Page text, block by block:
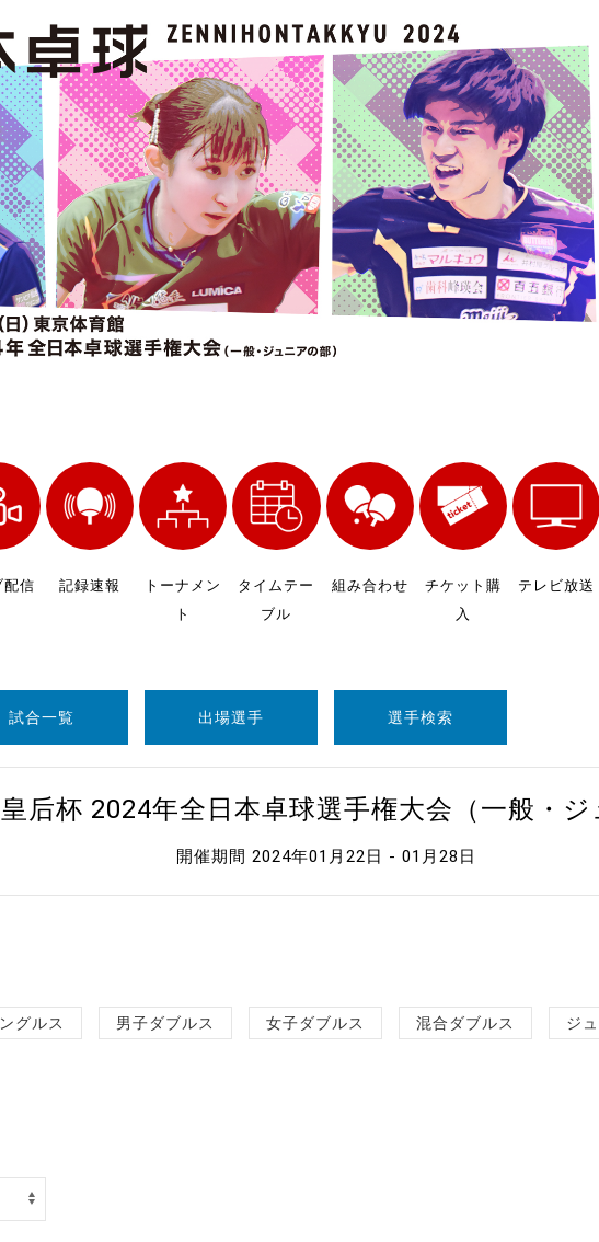
配信 記録速報
トーナメン
ト
タイムテー
ブル
組み合わせ
チケット購
入
テレビ放送
試合一覧 出場選手 選手検索
后杯 2024年全日本卓球選手権大会（一般・ジ
開催期間 2024年01月22日 - 01月28日
グルス 男子ダブルス 女子ダブルス 混合ダブルス ジ